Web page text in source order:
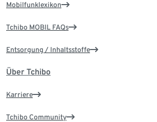
Mobilfunklexikon
Tchibo MOBIL FAQs
Entsorgung / Inhaltsstoffe
Über Tchibo
Karriere
Tchibo Community